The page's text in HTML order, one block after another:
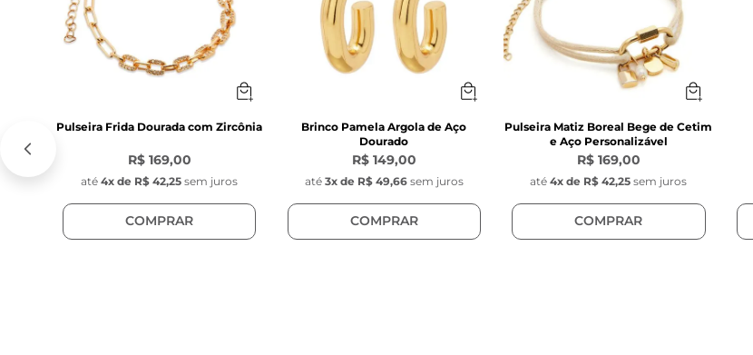
Pulseira Frida Dourada com Zircônia
R$ 169,00
até 4x de R$ 42,25 sem juros
COMPRAR
Brinco Pamela Argola de Aço
Dourado
R$ 149,00
até 3x de R$ 49,66 sem juros
COMPRAR
Pulseira Matiz Boreal Bege de Cetim
e Aço Personalizável
R$ 169,00
até 4x de R$ 42,25 sem juros
COMPRAR